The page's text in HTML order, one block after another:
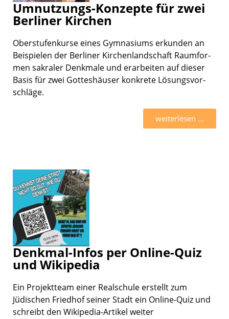
Umnutzungs-Konzepte für zwei
Berliner Kirchen
Oberstu­fen­kurse eines Gymna­si­ums erkun­den an
Beispie­len der Berli­ner Kirchen­land­schaft Raumfor­
men sakra­ler Denkmale und erarbei­ten auf dieser
Basis für zwei Gottes­häu­ser konkrete Lösungs­vor­
schläge.
weiter­le­sen …
Denkmal-Infos per Online-Quiz
und Wikipedia
Ein Projekt­team einer Realschule erstellt zum
Jüdischen Fried­hof seiner Stadt ein Online-Quiz und
schreibt den Wikipedia-Artikel weiter